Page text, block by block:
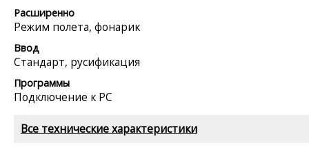
Расширенно
Режим полета, фонарик
Ввод
Стандарт, русификация
Программы
Подключение к PC
Все технические характеристики